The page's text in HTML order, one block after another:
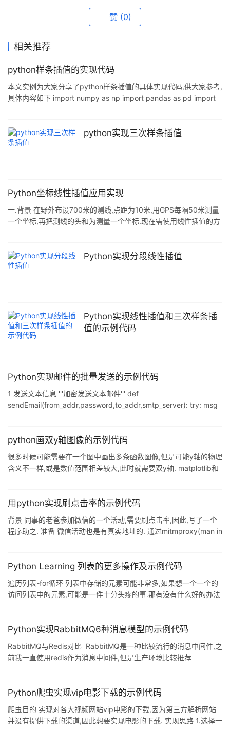
赞 (0)
相关推荐
python样条插值的实现代码
本文实例为大家分享了python样条插值的具体实现代码,供大家参考,
具体内容如下 import numpy as np import pandas as pd import
plt.rcParams['axes.unicode_minus']=False #用来正常显示负号 #
导入数据 data1=pd.read_csv('data1.c
python实现三次样条插值
Python坐标线性插值应用实现
一.背景 在野外布设700米的测线,点距为10米,用GPS每隔50米测量
一个坐标,再把测线的头和为测量一个坐标.现在需使用线性插值的方
a+n, a+2n, a+3n, a+4n 三.代码实习对 x 插值 interx.py import
numpy as np f = np.loadtxt('datax.txt') a = f[:, 0] b = f[:
Python实现分段线性插值
Python实现线性插值和三次样条插
值的示例代码
Python实现邮件的批量发送的示例代码
1 发送文本信息 '''加密发送文本邮件''' def
sendEmail(from_addr,password,to_addr,smtp_server): try: msg
'<p>send by <a href="http:/
python画双y轴图像的示例代码
很多时候可能需要在一个图中画出多条函数图像,但是可能y轴的物理
含义不一样,或是数值范围相差较大,此时就需要双y轴. matplotlib和
= plt.subplots() ax1.grid(True) # ax1.set_ylim(0, 1)
用python实现刷点击率的示例代码
背景 同事的老爸参加微信的一个活动,需要刷点击率,因此,写了一个
程序助之. 准备 微信活动也是有真实地址的. 通过mitmproxy(man in
platform def visit_win(url, times, duration): import urllib2 def
Python Learning 列表的更多操作及示例代码
遍历列表-for循环 列表中存储的元素可能非常多,如果想一个一个的
访问列表中的元素,可能是一件十分头疼的事.那有没有什么好的办法
['potato', 'tomato', 'noodles', 'apple', 'pizza'] # 循环访问foods列
Python实现RabbitMQ6种消息模型的示例代码
RabbitMQ与Redis对比 ​ RabbitMQ是一种比较流行的消息中间件,之
前我一直使用redis作为消息中间件,但是生产环境比较推荐
息,都可以选择是否持久化,粒度更小.更灵活. 可以实现负载均衡
由rabbitMQ进行异步处理 应用解耦:比如收发消息双方可以使用
Python爬虫实现vip电影下载的示例代码
爬虫目的 实现对各大视频网站vip电影的下载,因为第三方解析网站
并没有提供下载的渠道,因此想要实现电影的下载. 实现思路 1.选择一